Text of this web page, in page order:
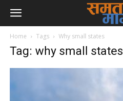
Home Tags Why small states
Tag: why small states